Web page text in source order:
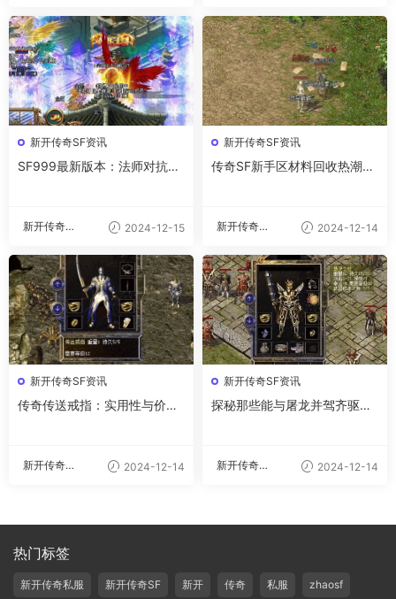
新开传奇SF资讯
SF999最新版本：法师对抗道
新开传奇私
2024-12-15
新开传奇SF资讯
传奇SF新手区材料回收热潮：
新开传奇私
2024-12-14
新开传奇SF资讯
传奇传送戒指：实用性与价值
新开传奇私
2024-12-14
新开传奇SF资讯
探秘那些能与屠龙并驾齐驱的
新开传奇私
2024-12-14
热门标签
新开传奇私服 新开传奇SF 新开 传奇 私服 zhaosf